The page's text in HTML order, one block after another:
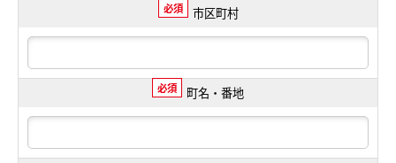
必須 市区町村
必須 町名・番地